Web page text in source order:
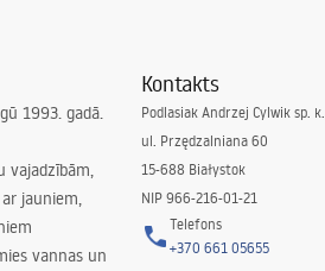
1993. gadā.
vajadzībām,
jauniem,
vannas un
Kontakts
Podlasiak Andrzej Cylwik sp. k.
ul. Przędzalniana 60
15-688 Białystok
NIP 966-216-01-21
Telefons
+370 661 05655